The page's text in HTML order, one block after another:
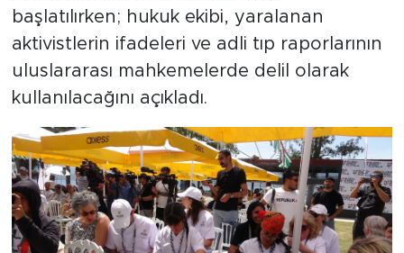
başlatılırken; hukuk ekibi, yaralanan
aktivistlerin ifadeleri ve adli tıp raporlarının
uluslararası mahkemelerde delil olarak
kullanılacağını açıkladı.